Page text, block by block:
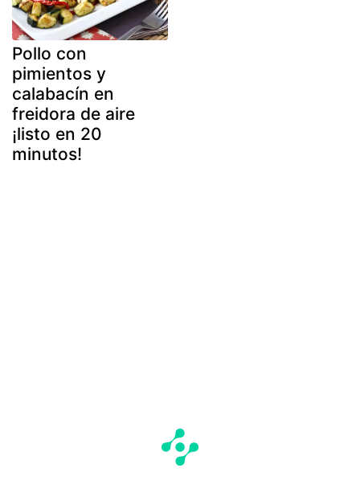
Pollo con
pimientos y
calabacín en
freidora de aire
¡listo en 20
minutos!